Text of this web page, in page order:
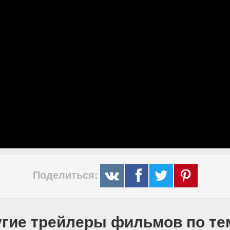
Поделиться:
трейлеры фильмов по